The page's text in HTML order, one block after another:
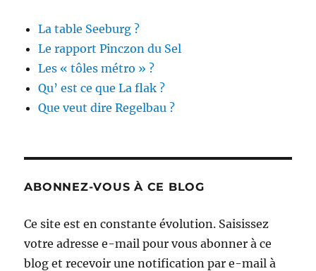
La table Seeburg ?
Le rapport Pinczon du Sel
Les « tôles métro » ?
Qu’ est ce que La flak ?
Que veut dire Regelbau ?
ABONNEZ-VOUS À CE BLOG
Ce site est en constante évolution. Saisissez
votre adresse e-mail pour vous abonner à ce
blog et recevoir une notification par e-mail à